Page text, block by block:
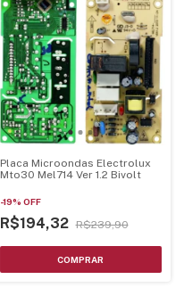
Placa Microondas Electrolux
Mto30 Mel714 Ver 1.2 Bivolt
-19% OFF
R$194,32 R$239,90